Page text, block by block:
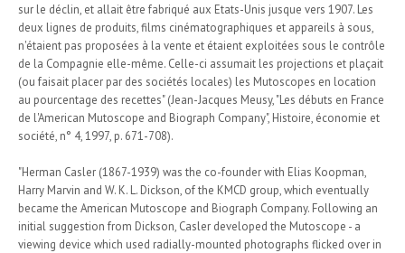
sur le déclin, et allait être fabriqué aux Etats-Unis jusque vers 1907. Les
deux lignes de produits, films cinématographiques et appareils à sous,
n'étaient pas proposées à la vente et étaient exploitées sous le contrôle
de la Compagnie elle-même. Celle-ci assumait les projections et plaçait
(ou faisait placer par des sociétés locales) les Mutoscopes en location
au pourcentage des recettes" (Jean-Jacques Meusy, "Les débuts en France
de l'American Mutoscope and Biograph Company", Histoire, économie et
société, n° 4, 1997, p. 671-708).
"Herman Casler (1867-1939) was the co-founder with Elias Koopman,
Harry Marvin and W. K. L. Dickson, of the KMCD group, which eventually
became the American Mutoscope and Biograph Company. Following an
initial suggestion from Dickson, Casler developed the Mutoscope - a
viewing device which used radially-mounted photographs flicked over in